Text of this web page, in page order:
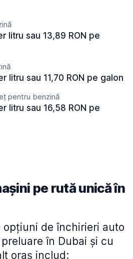
litru sau 13,89 RON pe
litru sau 11,70 RON pe galon
pentru benzină
litru sau 16,58 RON pe
pe rută unică în
opțiuni de închirieri auto
în Dubai și cu
oraș includ: